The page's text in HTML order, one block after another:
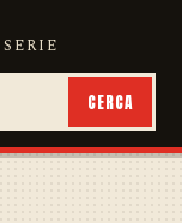
SERIE
CERCA